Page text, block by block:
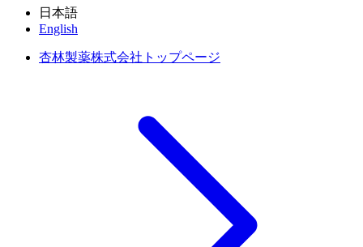
日本語
English
杏林製薬株式会社トップページ